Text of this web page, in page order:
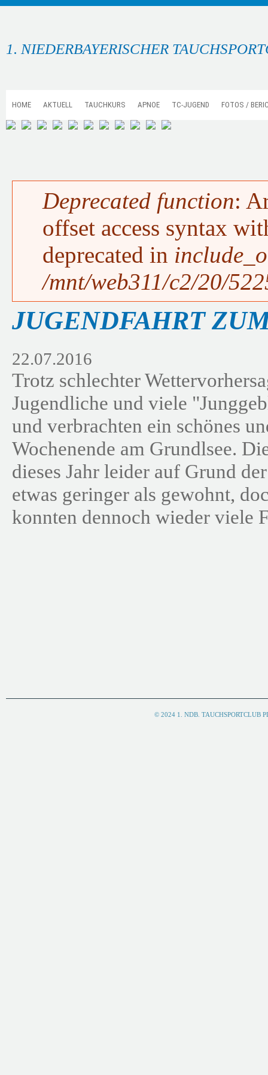
1. NIEDERBAYERISCHER
HOME AKTUELL TAUCHKURS APNOE TC-JUGEND FOTOS /
FEHLERMELDUNG
Deprecated function:
offset access syntax
deprecated in
/mnt/web311/c2/20/
JUGENDFAHRT
22.07.2016
Trotz schlechter
Jugendliche und viele
und verbrachten ein schönes
Wochenende am Grundlsee.
dieses Jahr leider auf Grund
etwas geringer als gewohnt,
konnten dennoch wieder viele
© 2024 1. NDB.